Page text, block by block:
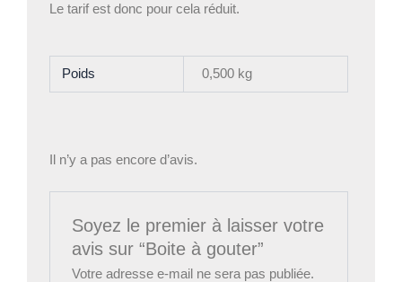
Le tarif est donc pour cela réduit.
Poids 0,500 kg
Il n’y a pas encore d’avis.
Soyez le premier à laisser votre
avis sur “Boite à gouter”
Votre adresse e-mail ne sera pas publiée.